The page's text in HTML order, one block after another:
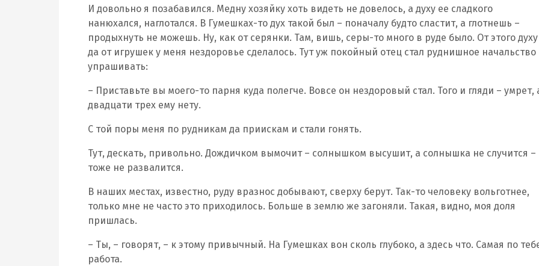
И довольно я позабавился. Медну хозяйку хоть видеть не довелось, а духу ее сладкого
нанюхался, наглотался. В Гумешках-то дух такой был – поначалу будто сластит, а глотнешь –
продыхнуть не можешь. Ну, как от серянки. Там, вишь, серы-то много в руде было. От этого духу
да от игрушек у меня нездоровье сделалось. Тут уж покойный отец стал руднишное начальство
упрашивать:
– Приставьте вы моего-то парня куда полегче. Вовсе он нездоровый стал. Того и гляди – умрет,
двадцати трех ему нету.
С той поры меня по рудникам да приискам и стали гонять.
Тут, дескать, привольно. Дождичком вымочит – солнышком высушит, а солнышка не случится –
тоже не развалится.
В наших местах, известно, руду вразнос добывают, сверху берут. Так-то человеку вольготнее,
только мне не часто это приходилось. Больше в землю же загоняли. Такая, видно, моя доля
пришлась.
– Ты, – говорят, – к этому привычный. На Гумешках вон сколь глубоко, а здесь что. Самая по
работа.